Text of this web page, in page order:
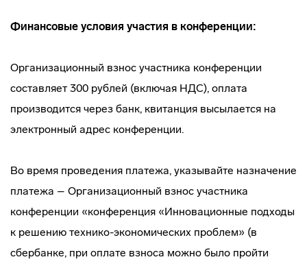
Финансовые условия участия в конференции:
Организационный взнос участника конференции
составляет 300 рублей (включая НДС), оплата
производится через банк, квитанция высылается на
электронный адрес конференции.
Во время проведения платежа, указывайте назначение
платежа – Организационный взнос участника
конференции «конференция «Инновационные подходы
к решению технико-экономических проблем» (в
сбербанке, при оплате взноса можно было пройти